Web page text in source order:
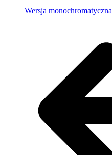
Wersja monochromatyczna